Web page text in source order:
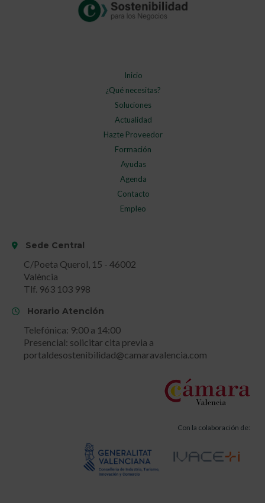
Inicio
¿Qué necesitas?
Soluciones
Actualidad
Hazte Proveedor
Formación
Ayudas
Agenda
Contacto
Empleo
Sede Central
C/Poeta Querol, 15 - 46002
València
Tlf. 963 103 998
Horario Atención
Telefónica: 9:00 a 14:00
Presencial: solicitar cita previa a
portaldesostenibilidad@camaravalencia.com
Con la colaboración de: